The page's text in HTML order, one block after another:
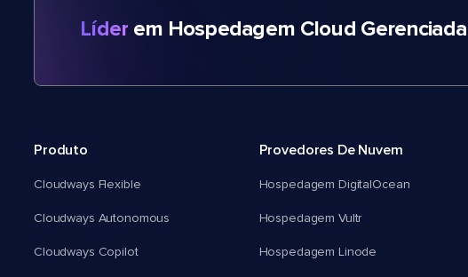
Líder em Hospedagem Cloud Gerenciada
Produto
Cloudways Flexible
Cloudways Autonomous
Cloudways Copilot
Provedores De Nuvem
Hospedagem DigitalOcean
Hospedagem Vultr
Hospedagem Linode